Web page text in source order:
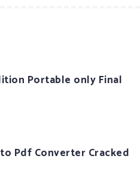
Portable only Final
Pdf Converter Cracked